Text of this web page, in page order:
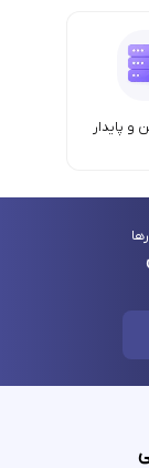
و پایدار